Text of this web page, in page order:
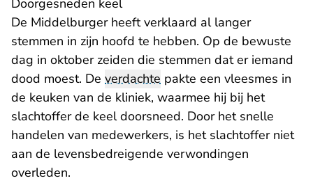
Doorgesneden keel
De Middelburger heeft verklaard al langer
stemmen in zijn hoofd te hebben. Op de bewuste
dag in oktober zeiden die stemmen dat er iemand
dood moest. De verdachte pakte een vleesmes in
de keuken van de kliniek, waarmee hij bij het
slachtoffer de keel doorsneed. Door het snelle
handelen van medewerkers, is het slachtoffer niet
aan de levensbedreigende verwondingen
overleden.